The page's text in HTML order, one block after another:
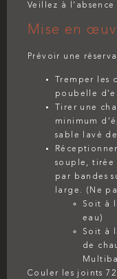
Veillez à
Mise en
Prévoir une
Tremper les
poubelle
Tirer une
minimum
sable lavé
souple, tirée
par bandes
large. (Ne
Soit à
eau)
Soit à
de
Couler les joints